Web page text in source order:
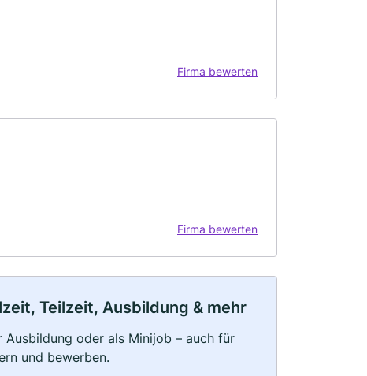
Firma bewerten
Firma bewerten
Teilzeit, Ausbildung & mehr
oder als Minijob – auch für
und bewerben.